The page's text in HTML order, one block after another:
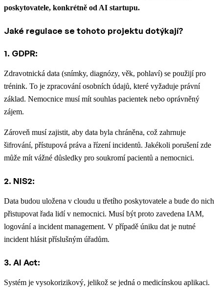
poskytovatele, konkrétně od AI startupu.
Jaké regulace se tohoto projektu dotýkají?
1. GDPR:
Zdravotnická data (snímky, diagnózy, věk, pohlaví) se použijí pro
trénink. To je zpracování osobních údajů, které vyžaduje právní
základ. Nemocnice musí mít souhlas pacientek nebo oprávněný
zájem.
Zároveň musí zajistit, aby data byla chráněna, což zahrnuje
šifrování, přístupová práva a řízení incidentů. Jakékoli porušení zde
může mít vážné důsledky pro soukromí pacientů a nemocnici.
2. NIS2:
Data budou uložena v cloudu u třetího poskytovatele a bude do nich
přistupovat řada lidí v nemocnici. Musí být proto zavedena IAM,
logování a incident management. V případě úniku dat je nutné
incident hlásit příslušným úřadům.
3. AI Act:
Systém je vysokorizikový, jelikož se jedná o medicínskou aplikaci.